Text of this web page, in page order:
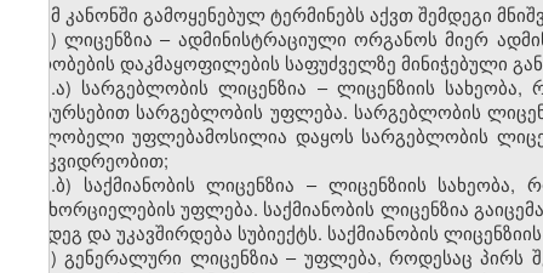
ამ კანონში გამოყენებულ ტერმინებს აქვთ შემდეგი
ა) ლიცენზია – ადმინისტრაციული ორგანოს მიერ
პირობების დაკმაყოფილების საფუძველზე მინიჭებული
ა.ა) სარგებლობის ლიცენზია – ლიცენზიის
რესურსებით სარგებლობის უფლება. სარგებლობის
მფლობელი უფლებამოსილია დაყოს სარგებლობის
მემკვიდრეობით;
ა.ბ) საქმიანობის ლიცენზია – ლიცენზიის
განხორციელების უფლება. საქმიანობის ლიცენზია
შემდეგ და უკავშირდება სუბიექტს. საქმიანობის
ბ) გენერალური ლიცენზია – უფლება, როდესაც პირს